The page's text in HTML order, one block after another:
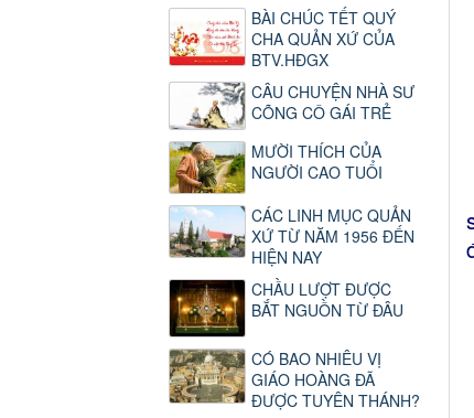
BÀI CHÚC TẾT QUÝ
CHA QUẢN XỨ CỦA
BTV.HĐGX
CÂU CHUYỆN NHÀ SƯ
CÕNG CÔ GÁI TRẺ
MƯỜI THÍCH CỦA
NGƯỜI CAO TUỔI
CÁC LINH MỤC QUẢN
XỨ TỪ NĂM 1956 ĐẾN
HIỆN NAY
CHẦU LƯỢT ĐƯỢC
BẮT NGUỒN TỪ ĐÂU
CÓ BAO NHIÊU VỊ
GIÁO HOÀNG ĐÃ
ĐƯỢC TUYÊN THÁNH?